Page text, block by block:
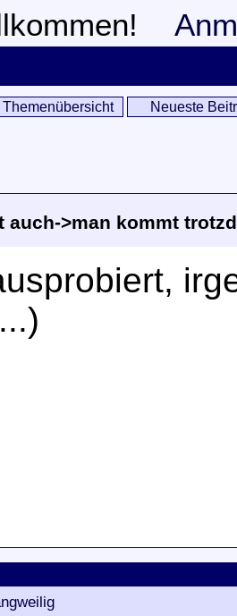
Themenübersicht Neueste
auch->man kommt